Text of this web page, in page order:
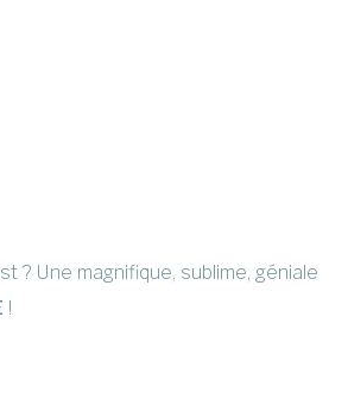
? Une magnifique, sublime, géniale
!